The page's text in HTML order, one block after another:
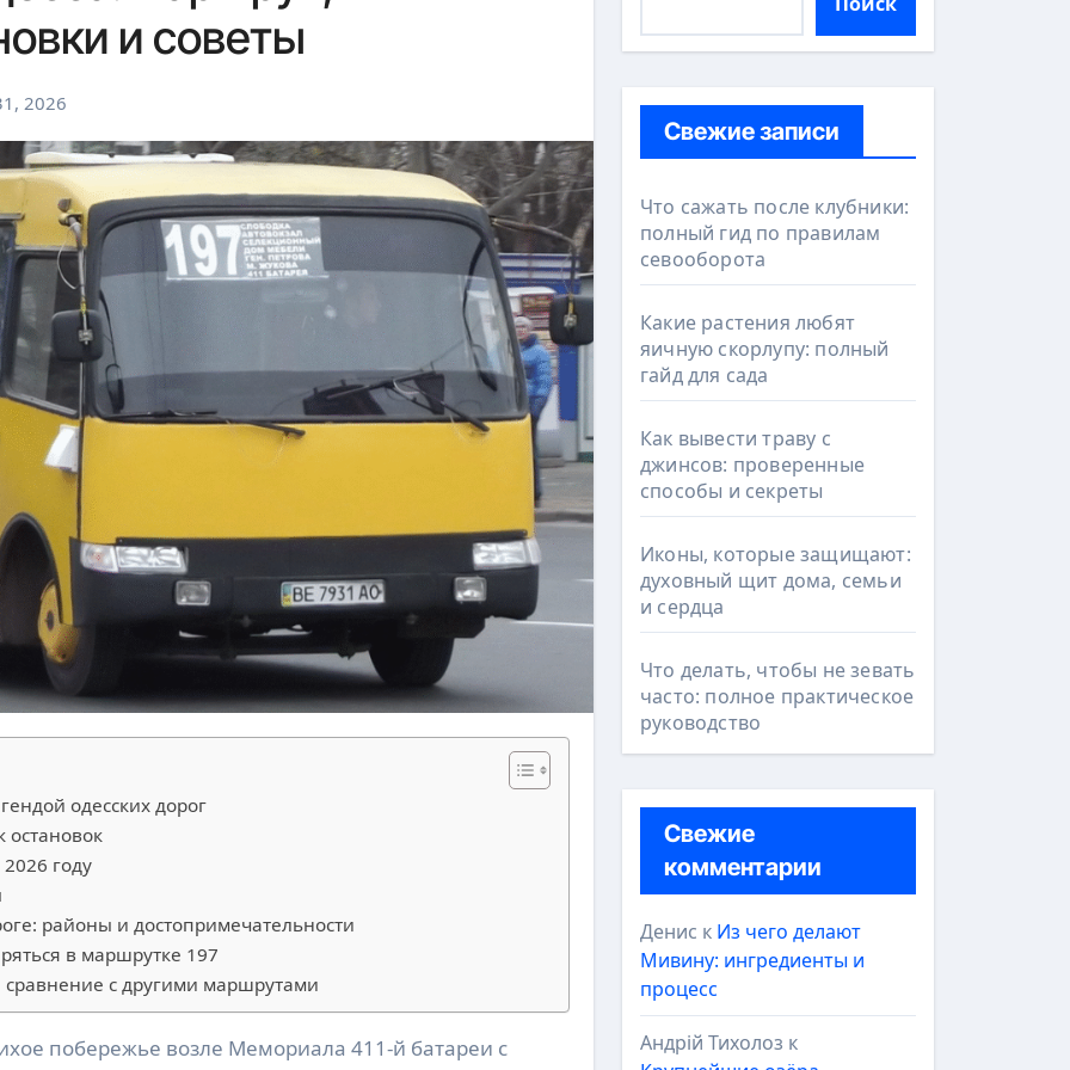
и советы
2026
одесских дорог
году
районы и достопримечательности
в маршрутке 197
с другими маршрутами
Свежие записи
Что сажать после клубники:
полный гид по правилам
севооборота
Какие растения любят
яичную скорлупу: полный
гайд для сада
Как вывести траву с
джинсов: проверенные
способы и секреты
Иконы, которые защищают:
духовный щит дома, семьи
и сердца
Что делать, чтобы не зевать
часто: полное практическое
руководство
Свежие
комментарии
Денис к Из чего делают
Мивину: ингредиенты и
процесс
Андрій Тихолоз к